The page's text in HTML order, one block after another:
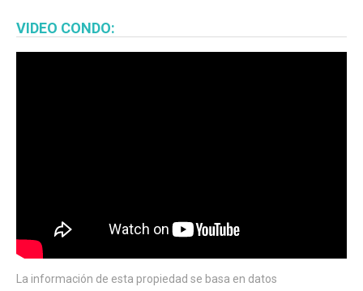
VIDEO CONDO:
La información de esta propiedad se basa en datos